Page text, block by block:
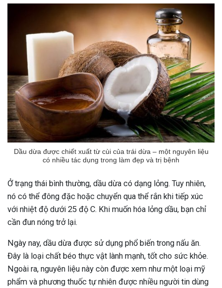
Dầu dừa được chiết xuất từ cùi của trái dừa – một nguyên liệu
có nhiều tác dụng trong làm đẹp và trị bệnh
Ở trạng thái bình thường, dầu dừa có dạng lỏng. Tuy nhiên,
nó có thể đông đặc hoặc chuyển qua thể rắn khi tiếp xúc
với nhiệt độ dưới 25 độ C. Khi muốn hóa lỏng dầu, bạn chỉ
cần đun nóng trở lại.
Ngày nay, dầu dừa được sử dụng phổ biến trong nấu ăn.
Đây là loại chất béo thực vật lành mạnh, tốt cho sức khỏe.
Ngoài ra, nguyên liệu này còn được xem như một loại mỹ
phẩm và phương thuốc tự nhiên được nhiều người tin dùng